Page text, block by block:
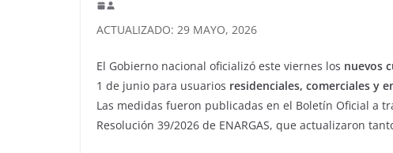
ACTUALIZADO: 29 MAYO, 2026
El Gobierno nacional oficializó este viernes los nuevos
1 de junio para usuarios residenciales, comerciales y
Las medidas fueron publicadas en el Boletín Oficial a
Resolución 39/2026 de ENARGAS, que actualizaron